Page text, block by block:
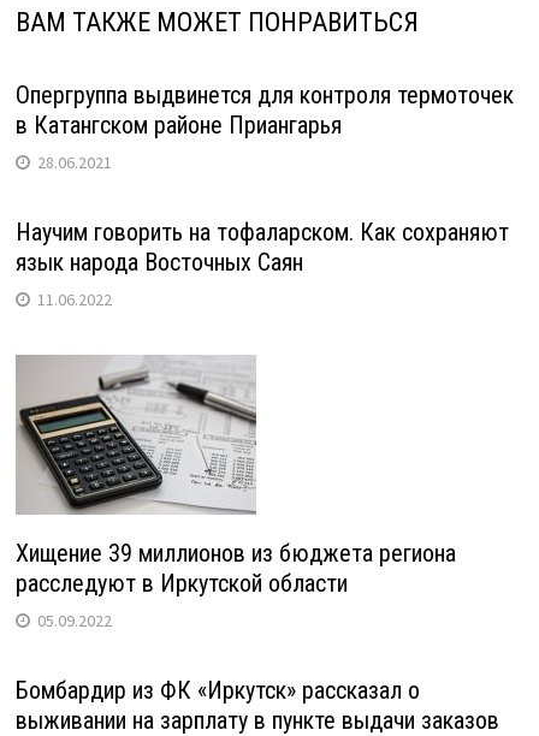
ВАМ ТАКЖЕ МОЖЕТ ПОНРАВИТЬСЯ
Опергруппа выдвинется для контроля термоточек
в Катангском районе Приангарья
28.06.2021
Научим говорить на тофаларском. Как сохраняют
язык народа Восточных Саян
11.06.2022
Хищение 39 миллионов из бюджета региона
расследуют в Иркутской области
05.09.2022
Бомбардир из ФК «Иркутск» рассказал о
выживании на зарплату в пункте выдачи заказов